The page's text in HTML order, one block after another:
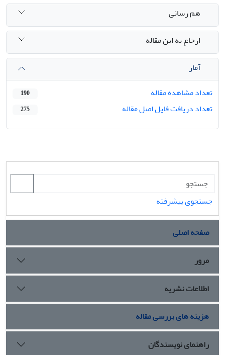
هم رسانی
ارجاع به این مقاله
آمار
تعداد مشاهده مقاله
190
تعداد دریافت فایل اصل مقاله 275
جستجوی پیشرفته
صفحه اصلی
مرور
اطلاعات نشریه
هزینه های بررسی مقاله
راهنمای نویسندگان